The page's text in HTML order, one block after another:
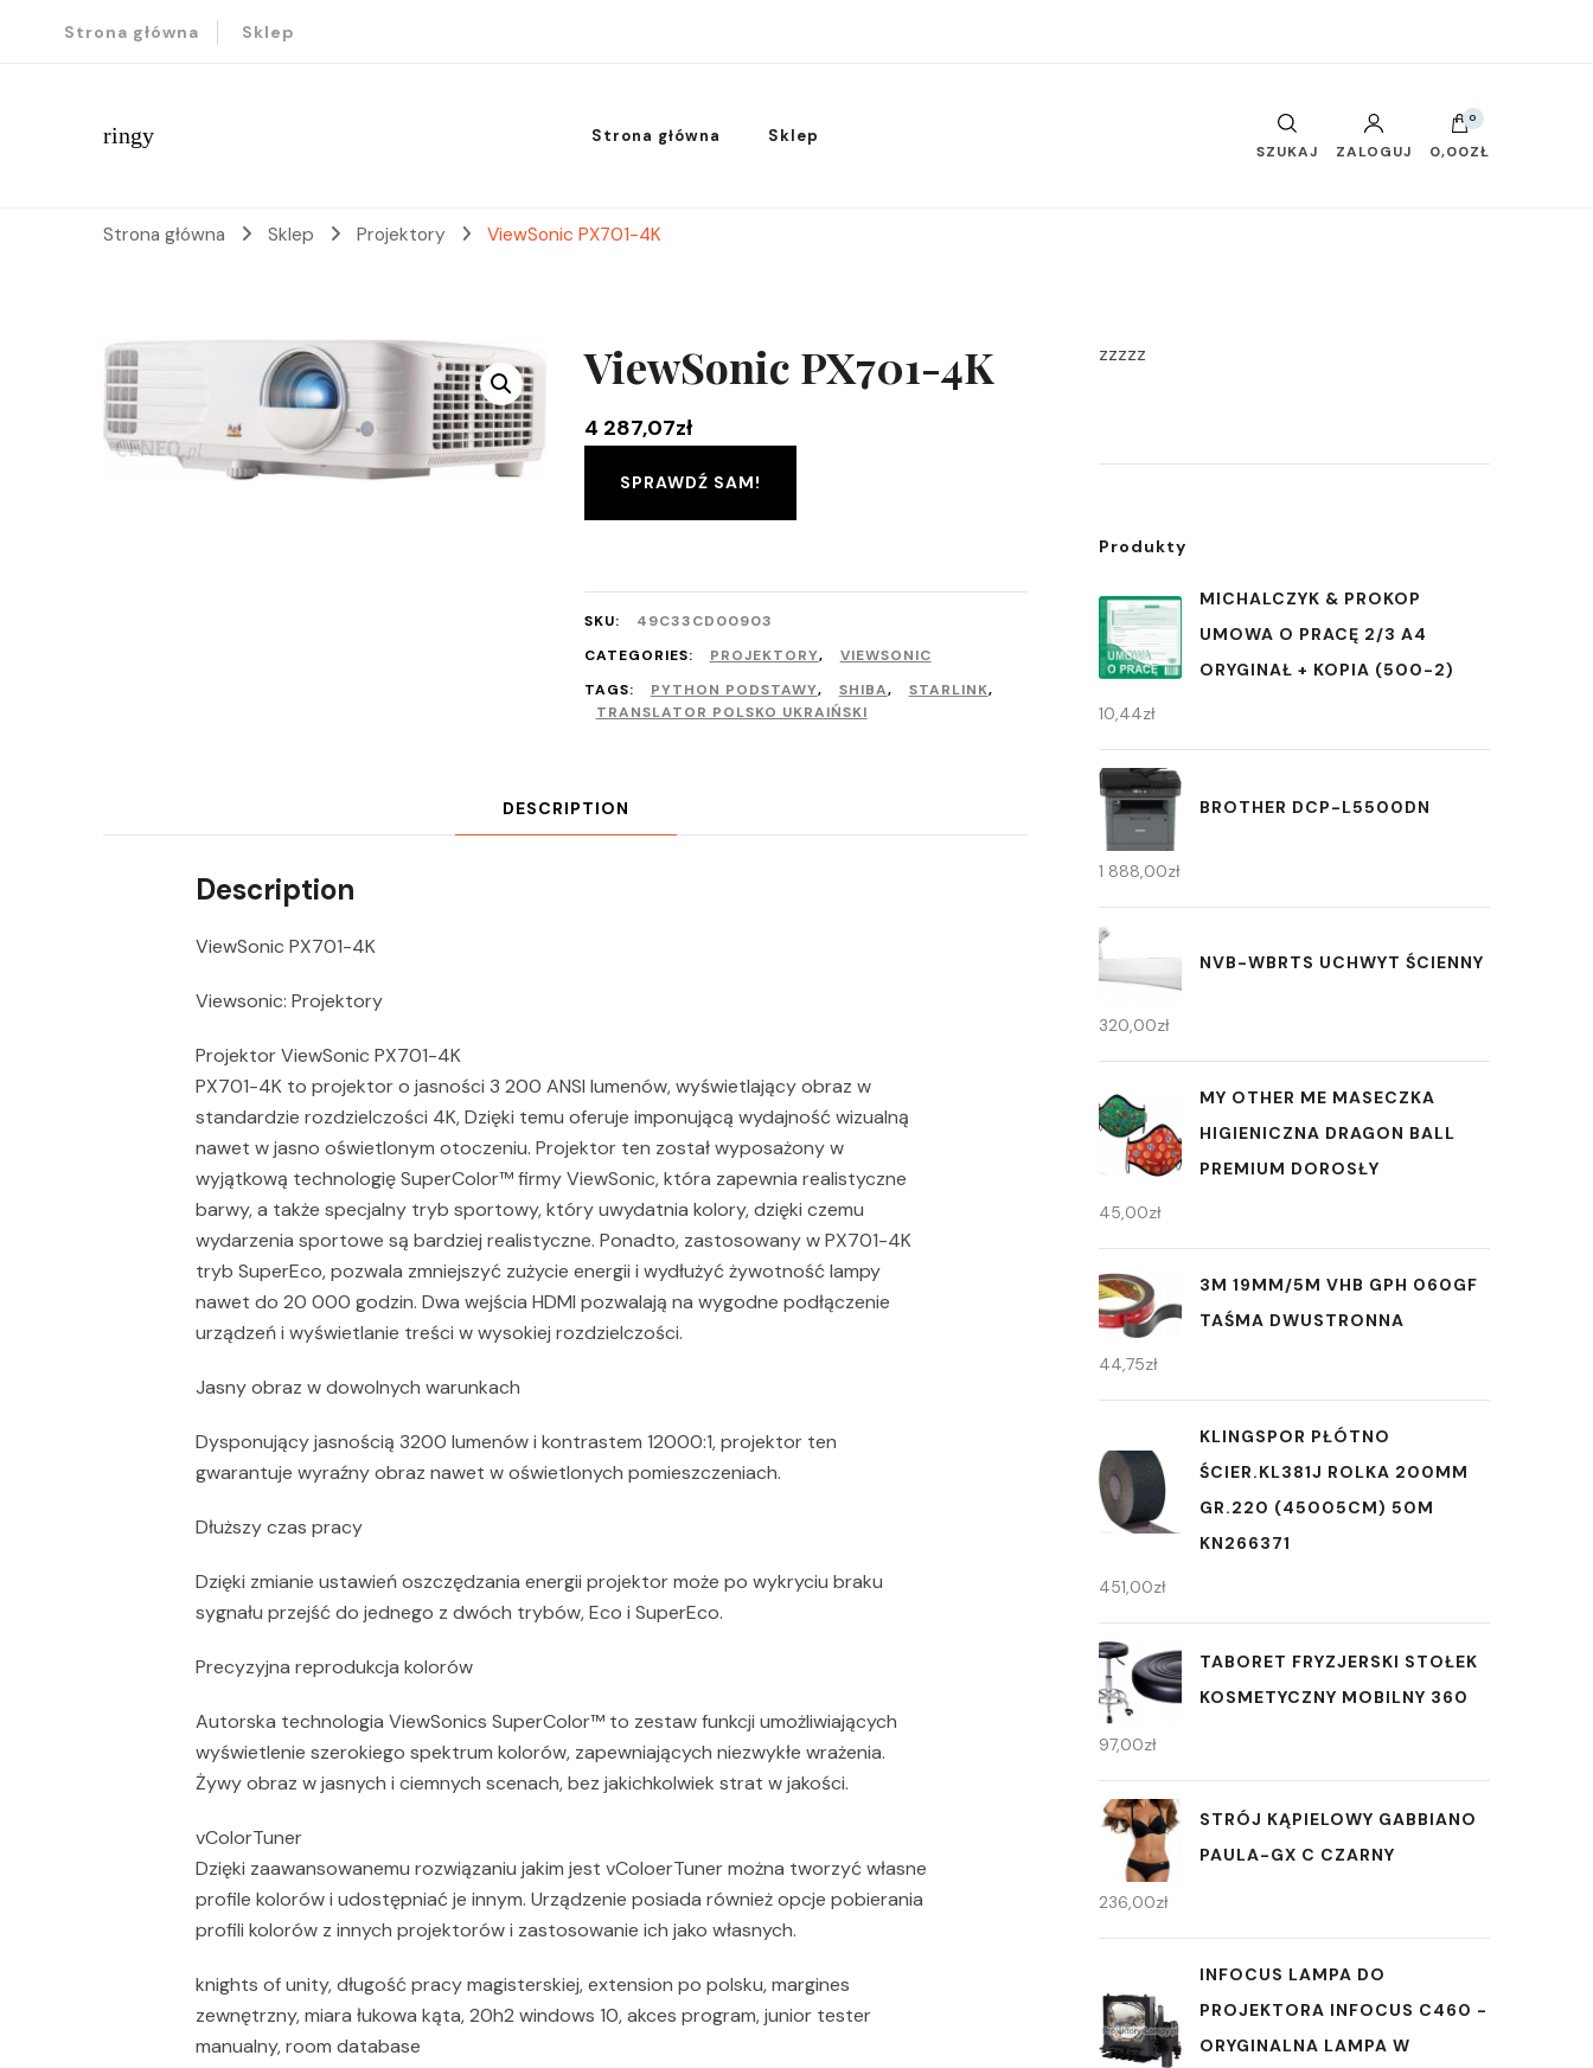
Strona główna Sklep
ringy Strona główna Sklep
SZUKAJ ZALOGUJ
0
0,00ZŁ
Strona główna Sklep Projektory ViewSonic PX701-4K
ViewSonic PX701-4K
4 287,07zł
SPRAWDŹ SAM!
SKU:
49C33CD00903
CATEGORIES:
PROJEKTORY,
VIEWSONIC
TAGS:
PYTHON PODSTAWY, SHIBA, STARLINK,
TRANSLATOR POLSKO UKRAIŃSKI
DESCRIPTION
Description
ViewSonic PX701-4K
Viewsonic: Projektory
Projektor ViewSonic PX701-4K
PX701-4K to projektor o jasności 3 200 ANSI lumenów, wyświetlający obraz w
standardzie rozdzielczości 4K, Dzięki temu oferuje imponującą wydajność wizualną
nawet w jasno oświetlonym otoczeniu. Projektor ten został wyposażony w
wyjątkową technologię SuperColor™ firmy ViewSonic, która zapewnia realistyczne
barwy, a także specjalny tryb sportowy, który uwydatnia kolory, dzięki czemu
wydarzenia sportowe są bardziej realistyczne. Ponadto, zastosowany w PX701-4K
tryb SuperEco, pozwala zmniejszyć zużycie energii i wydłużyć żywotność lampy
nawet do 20 000 godzin. Dwa wejścia HDMI pozwalają na wygodne podłączenie
urządzeń i wyświetlanie treści w wysokiej rozdzielczości.
Jasny obraz w dowolnych warunkach
Dysponujący jasnością 3200 lumenów i kontrastem 12000:1, projektor ten
gwarantuje wyraźny obraz nawet w oświetlonych pomieszczeniach.
Dłuższy czas pracy
Dzięki zmianie ustawień oszczędzania energii projektor może po wykryciu braku
sygnału przejść do jednego z dwóch trybów, Eco i SuperEco.
Precyzyjna reprodukcja kolorów
Autorska technologia ViewSonics SuperColor™ to zestaw funkcji umożliwiających
wyświetlenie szerokiego spektrum kolorów, zapewniających niezwykłe wrażenia.
Żywy obraz w jasnych i ciemnych scenach, bez jakichkolwiek strat w jakości.
vColorTuner
Dzięki zaawansowanemu rozwiązaniu jakim jest vColoerTuner można tworzyć własne
profile kolorów i udostępniać je innym. Urządzenie posiada również opcje pobierania
profili kolorów z innych projektorów i zastosowanie ich jako własnych.
knights of unity, długość pracy magisterskiej, extension po polsku, margines
zewnętrzny, miara łukowa kąta, 20h2 windows 10, akces program, junior tester
manualny, room database
zzzzz
Produkty
MICHALCZYK & PROKOP
UMOWA O PRACĘ 2/3 A4
ORYGINAŁ + KOPIA (500-2)
10,44zł
BROTHER DCP-L5500DN
1 888,00zł
NVB-WBRTS UCHWYT ŚCIENNY
320,00zł
MY OTHER ME MASECZKA
HIGIENICZNA DRAGON BALL
PREMIUM DOROSŁY
45,00zł
3M 19MM/5M VHB GPH 060GF
TAŚMA DWUSTRONNA
44,75zł
KLINGSPOR PŁÓTNO
ŚCIER.KL381J ROLKA 200MM
GR.220 (45005CM) 50M
KN266371
451,00zł
TABORET FRYZJERSKI STOŁEK
KOSMETYCZNY MOBILNY 360
97,00zł
STRÓJ KĄPIELOWY GABBIANO
PAULA-GX C CZARNY
236,00zł
INFOCUS LAMPA DO
PROJEKTORA INFOCUS C460 -
ORYGINALNA LAMPA W